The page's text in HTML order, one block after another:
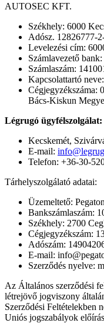
AUTOSEC KFT.
Székhely: 6000
Adósz. 12826777-
Levelezési cím:
Számlavezető
Számlaszám:
Kapcsolattartó
Cégjegyzékszáma:
Bács-Kiskun
Légrugó ügyfélszolgálat:
Kecskemét,
E-mail:
Telefon: +36-30-
Tárhelyszolgálató adatai:
Üzemeltető:
Bankszámlaszám:
Székhely: 2700
Cégjegyzékszám:
Adószám:
E-mail:
Szerződés nyelve:
Az Általános szerződési
létrejövő jogviszony
Szerződési Feltételekben
Uniós jogszabályok